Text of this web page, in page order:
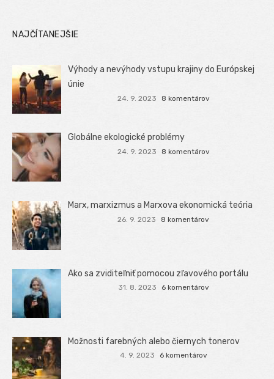
NAJČÍTANEJŠIE
Výhody a nevýhody vstupu krajiny do Európskej
únie
24. 9. 2023 8 komentárov
Globálne ekologické problémy
24. 9. 2023 8 komentárov
Marx, marxizmus a Marxova ekonomická teória
26. 9. 2023 8 komentárov
Ako sa zviditeľniť pomocou zľavového portálu
31. 8. 2023 6 komentárov
Možnosti farebných alebo čiernych tonerov
4. 9. 2023 6 komentárov